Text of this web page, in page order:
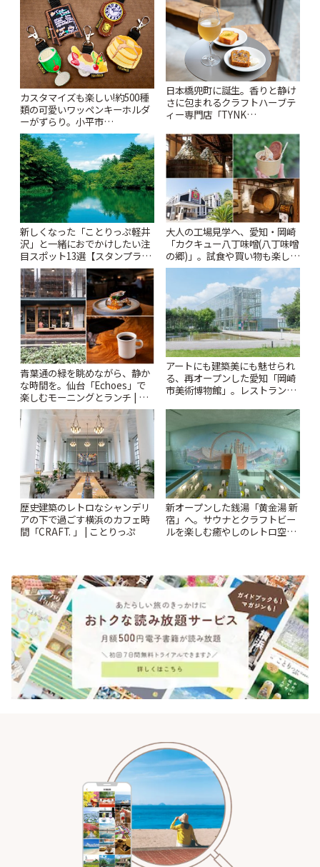
カスタマイズも楽しい!約500種
類の可愛いワッペンキーホルダ
ーがずらり。小平市
「Kimamaya T&K」 | ことりっ
ぷ
日本橋兜町に誕生。香りと静け
さに包まれるクラフトハーブテ
ィー専門店「TYNK
新しくなった「ことりっぷ軽井
沢」と一緒におでかけしたい注
目スポット13選【スタンプラリ
ー開催中】 | ことりっぷ
大人の工場見学へ、愛知・岡崎
「カクキュー八丁味噌(八丁味噌
の郷)」。試食や買い物も楽しみ
♪ | ことりっぷ
青葉通の緑を眺めながら、静か
な時間を。仙台「Echoes」で
楽しむモーニングとランチ | こ
とりっぷ
アートにも建築美にも魅せられ
る、再オープンした愛知「岡崎
市美術博物館」。レストランや
歴史建築のレトロなシャンデリ
アの下で過ごす横浜のカフェ時
間「CRAFT. 」 | ことりっぷ
新オープンした銭湯「黄金湯 新
宿」へ。サウナとクラフトビー
ルを楽しむ癒やしのレトロ空間